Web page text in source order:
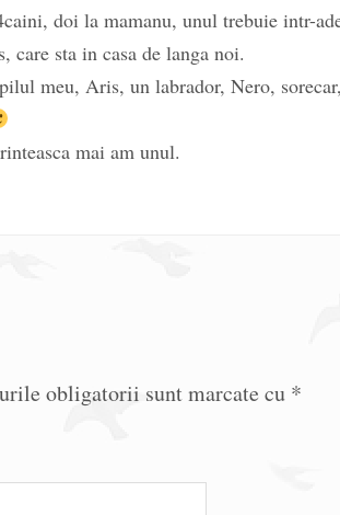
doi la mamanu, unul trebuie intr-
care sta in casa de langa noi.
meu, Aris, un labrador, Nero,
mai am unul.
obligatorii sunt marcate cu *